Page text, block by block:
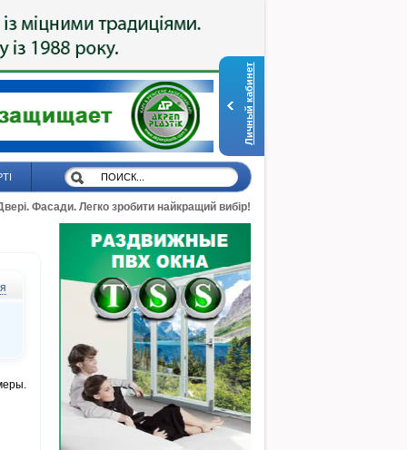
Личный кабинет
Фасади. Легко зробити найкращий вибір!